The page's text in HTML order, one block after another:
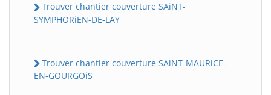
Trouver chantier couverture SAiNT-
SYMPHORiEN-DE-LAY
Trouver chantier couverture SAiNT-MAURiCE-
EN-GOURGOiS